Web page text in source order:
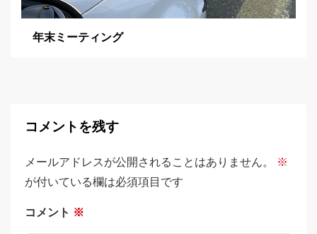
年末ミーティング
コメントを残す
メールアドレスが公開されることはありません。
※
が付いている欄は必須項目です
コメント ※